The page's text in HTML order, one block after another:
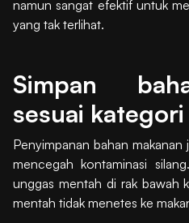
namun sangat efektif untuk
yang tak terlihat.
Simpan
sesuai
Penyimpanan bahan
mencegah kontaminasi
unggas mentah di rak bawah
mentah tidak menetes ke